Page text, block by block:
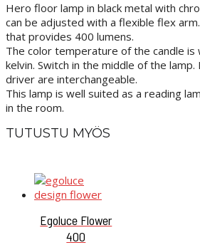
Hero floor lamp in black metal with
can be adjusted with a flexible flex
that provides 400 lumens.
The color temperature of the candle is
kelvin. Switch in the middle of the lamp.
driver are interchangeable.
This lamp is well suited as a reading
in the room.
TUTUSTU MYÖS
Egoluce Flower
400